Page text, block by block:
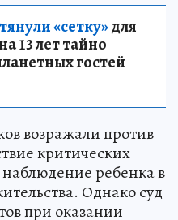
«сетку»для
13 лет тайно
гостей
возражали против
критических
ребенка в
Однако суд
при оказании